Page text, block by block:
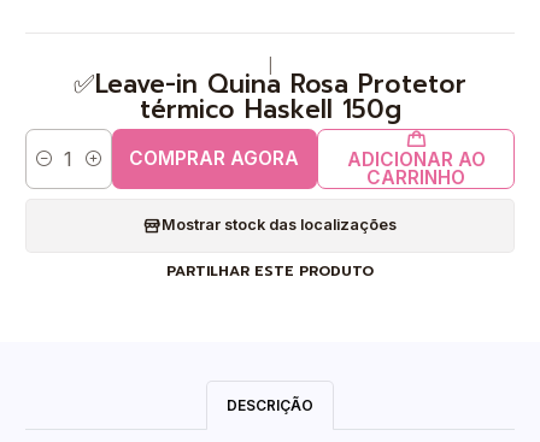
✅Leave-in Quina Rosa Protetor
térmico Haskell 150g
Quantidade ADICIONAR AO
CARRINHO
COMPRAR AGORA
Mostrar stock das localizações
PARTILHAR ESTE PRODUTO
DESCRIÇÃO